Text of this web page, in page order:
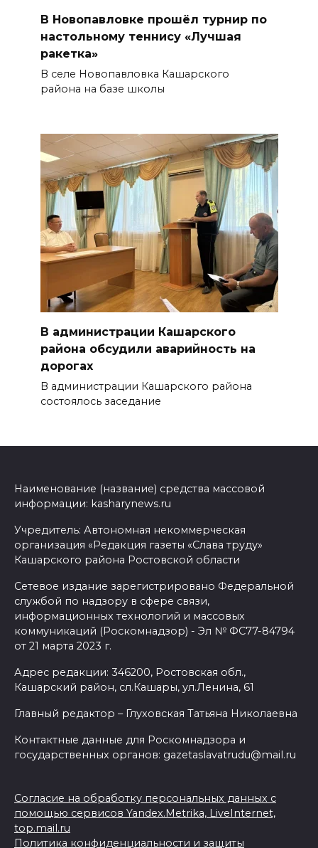
В Новопавловке прошёл турнир по
настольному теннису «Лучшая
ракетка»
В селе Новопавловка Кашарского
района на базе школы
В администрации Кашарского
района обсудили аварийность на
дорогах
В администрации Кашарского района
состоялось заседание
Наименование (название) средства массовой
информации: kasharynews.ru
Учредитель: Автономная некоммерческая
организация «Редакция газеты «Слава труду»
Кашарского района Ростовской области
Сетевое издание зарегистрировано Федеральной
службой по надзору в сфере связи,
информационных технологий и массовых
коммуникаций (Роскомнадзор) - Эл № ФС77-84794
от 21 марта 2023 г.
Адрес редакции: 346200, Ростовская обл.,
Кашарский район, сл.Кашары, ул.Ленина, 61
Главный редактор – Глуховская Татьяна Николаевна
Контактные данные для Роскомнадзора и
государственных органов: gazetaslavatrudu@mail.ru
Согласие на обработку персональных данных с
помощью сервисов Yandex.Metrika, LiveInternet,
top.mail.ru
Политика конфиденциальности и защиты